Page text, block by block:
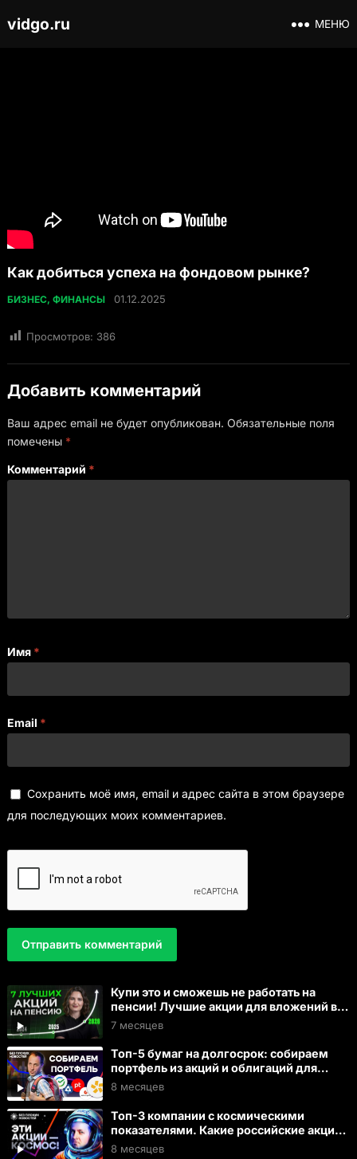
vidgo.ru МЕНЮ
Как добиться успеха на фондовом рынке?
БИЗНЕС, ФИНАНСЫ 01.12.2025
Просмотров: 386
Добавить комментарий
Ваш адрес email не будет опубликован. Обязательные поля
помечены *
Комментарий *
Имя *
Email *
Сохранить моё имя, email и адрес сайта в этом браузере
для последующих моих комментариев.
Купи это и сможешь не работать на
пенсии! Лучшие акции для вложений в
2026 году
7 месяцев
Топ-5 бумаг на долгосрок: собираем
портфель из акций и облигаций для
ребенка / БПН Special
8 месяцев
Топ-3 компании с космическими
показателями. Какие российские акции
взлетят? / БПН
8 месяцев